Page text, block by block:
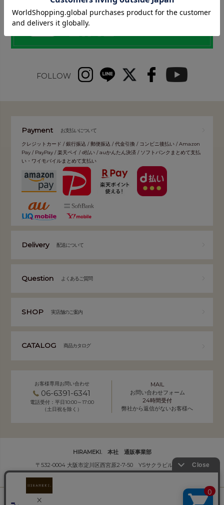
FOLLOW
Payment お支払いについて
クレジットカード / 銀行振込 / 郵便振込 / 代金引換 / コンビニ後払い / Amazon
Pay / PayPay / 楽天ペイ / d払い / auかんたん決済 / ソフトバンクまとめて支払
い・ワイモバイルまとめて支払い
Delivery 配送について
Question よくあるご質問
SHOP 実店舗のご案内
CATALOG 商品カタログ
お客様専用お問い合わせ
06-6391-6341
電話受付：平日10:00～17:00
（土日祝を除く）
MAIL
お問い合わせフォーム
24時間受付
弊社から返信がないお客様へ
HIRAMEKI. 本社 通販事業部
〒532-0004 大阪市淀川区西宮原2-7-50 YSサクラビル B1F
株式会社サクラ衣料 HIRAMEKI.事業部